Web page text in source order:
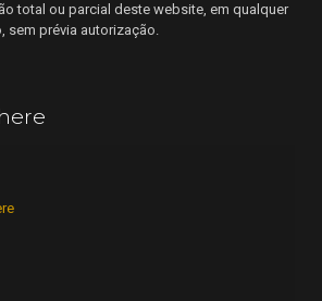
total ou parcial deste website, em qualquer
sem prévia autorização.